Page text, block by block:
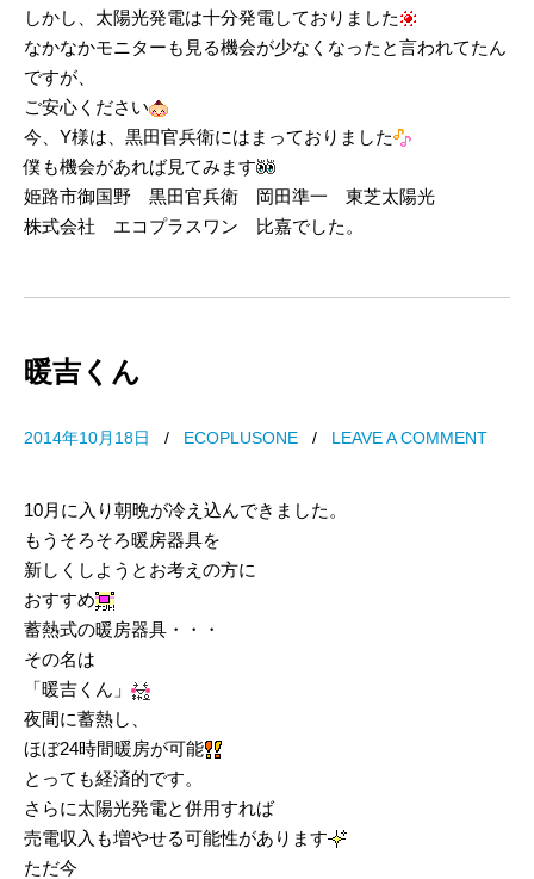
しかし、太陽光発電は十分発電しておりました
なかなかモニターも見る機会が少なくなったと言われてたん
ですが、
ご安心ください
今、Y様は、黒田官兵衛にはまっておりました
僕も機会があれば見てみます
姫路市御国野 黒田官兵衛 岡田準一 東芝太陽光
株式会社 エコプラスワン 比嘉でした。
暖吉くん
2014年10月18日 / ECOPLUSONE / LEAVE A COMMENT
10月に入り朝晩が冷え込んできました。
もうそろそろ暖房器具を
新しくしようとお考えの方に
おすすめ
蓄熱式の暖房器具・・・
その名は
「暖吉くん」
夜間に蓄熱し、
ほぼ24時間暖房が可能
とっても経済的です。
さらに太陽光発電と併用すれば
売電収入も増やせる可能性があります
ただ今